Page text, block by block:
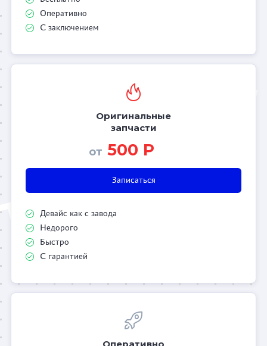
Оперативно
С заключением
Оригинальные
запчасти
от 500 Р
Записаться
Девайс как с завода
Недорого
Быстро
С гарантией